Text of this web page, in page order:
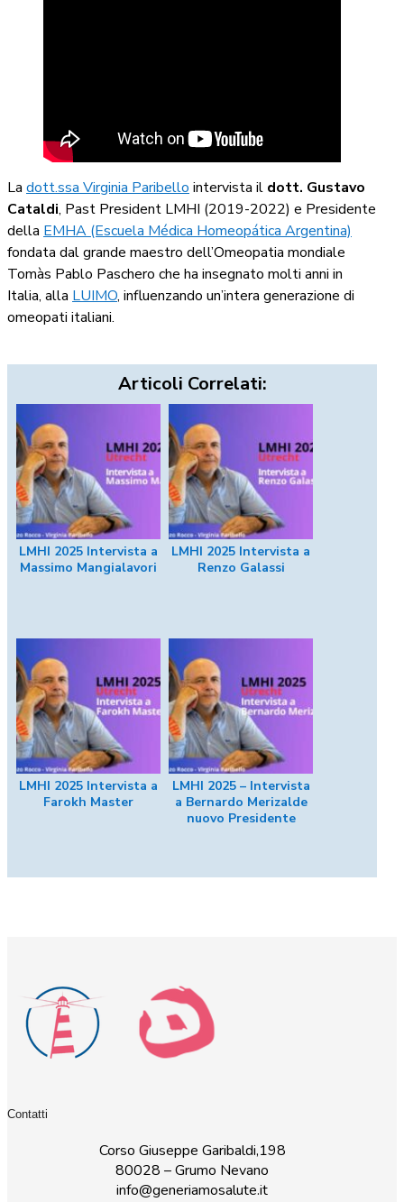
La dott.ssa Virginia Paribello intervista il dott. Gustavo
Cataldi, Past President LMHI (2019-2022) e Presidente
della EMHA (Escuela Médica Homeopática Argentina)
fondata dal grande maestro dell’Omeopatia mondiale
Tomàs Pablo Paschero che ha insegnato molti anni in
Italia, alla LUIMO, influenzando un’intera generazione di
omeopati italiani.
Articoli Correlati:
LMHI 2025 Intervista a
Massimo Mangialavori
LMHI 2025 Intervista a
Renzo Galassi
LMHI 2025 Intervista a
Farokh Master
LMHI 2025 – Intervista
a Bernardo Merizalde
nuovo Presidente
Contatti
Corso Giuseppe Garibaldi,198
80028 – Grumo Nevano
info@generiamosalute.it